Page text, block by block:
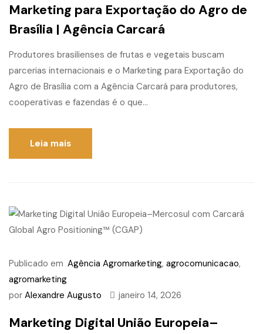
Marketing para Exportação do Agro de
Brasília | Agência Carcará
Produtores brasilienses de frutas e vegetais buscam
parcerias internacionais e o Marketing para Exportação do
Agro de Brasília com a Agência Carcará para produtores,
cooperativas e fazendas é o que...
Leia mais
Publicado em Agência Agromarketing, agrocomunicacao,
agromarketing
por Alexandre Augusto janeiro 14, 2026
Marketing Digital União Europeia–